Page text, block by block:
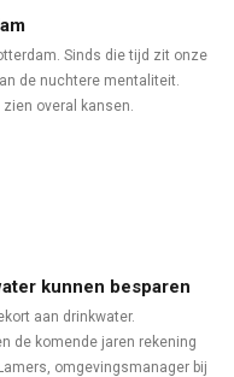
Sinds die tijd zit onze
de nuchtere mentaliteit.
overal kansen.
kunnen besparen
aan drinkwater.
de komende jaren rekening
omgevingsmanager bij